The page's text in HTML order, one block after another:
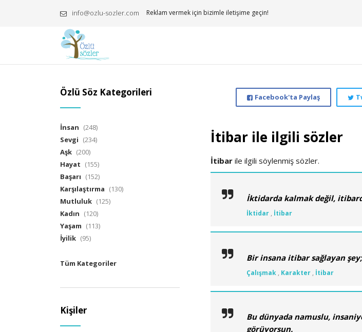
info@ozlu-sozler.com Reklam vermek için bizimle iletişime geçin!
Facebook'ta Paylaş
İtibar ile ilgili sözler
İtibarile ilgili söylenmiş sözler.
İktidarda kalmak değil,
İktidar, İtibar
Bir insana itibar sağlayan
Çalışmak, Karakter, İtibar
Bu dünyada namuslu,
görüyorsun.
Özlü Söz Kategorileri
İnsan (248)
Sevgi (234)
Aşk (200)
Hayat (155)
Başarı (152)
Karşılaştırma (130)
Mutluluk (125)
Kadın (120)
Yaşam (113)
İyilik (95)
Tüm Kategoriler
Kişiler